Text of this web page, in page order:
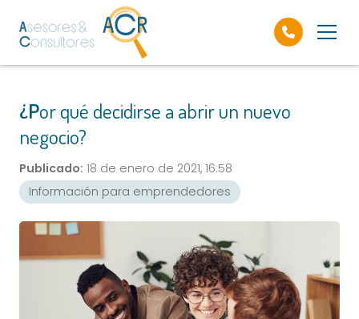
¿Por qué decidirse a abrir un nuevo
negocio?
Publicado: 18 de enero de 2021, 16:58
Información para emprendedores